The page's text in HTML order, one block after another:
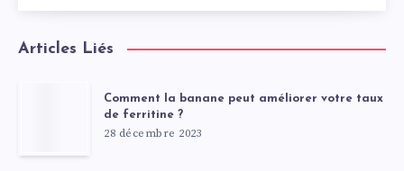
Articles Liés
Comment la banane peut améliorer votre taux
de ferritine ?
28 décembre 2023